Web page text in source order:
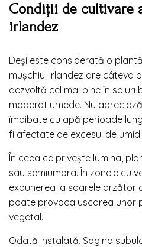
Condiții de cultivare
irlandez
Deși este considerată o
mușchiul irlandez are câteva
dezvoltă cel mai bine în soluri
moderat umede. Nu
îmbibate cu apă perioade
fi afectate de excesul de
În ceea ce privește lumina,
sau semiumbra. În zonele cu
expunerea la soarele arzător
poate provoca uscarea unor
vegetal.
Odată instalată, Sagina